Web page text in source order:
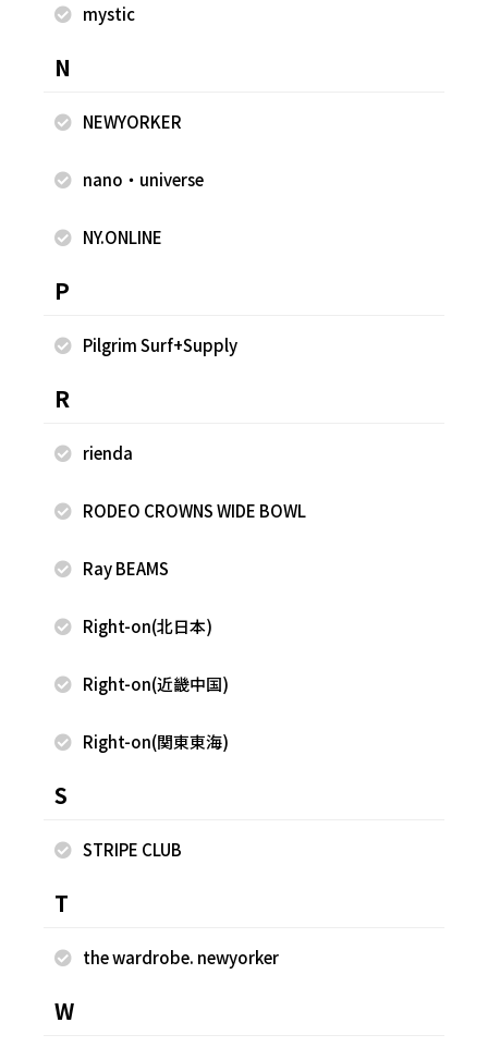
2022.05.11
FREAK'S STORE
村田 光
175cm
2022.04.16
村田 光
EXPOCITY店
175cm
mystic
N
NEWYORKER
nano・universe
NY.ONLINE
P
Pilgrim Surf+Supply
R
rienda
RODEO CROWNS WIDE BOWL
Ray BEAMS
Right-on(北日本)
Right-on(近畿中国)
Right-on(関東東海)
S
STRIPE CLUB
T
the wardrobe. newyorker
W